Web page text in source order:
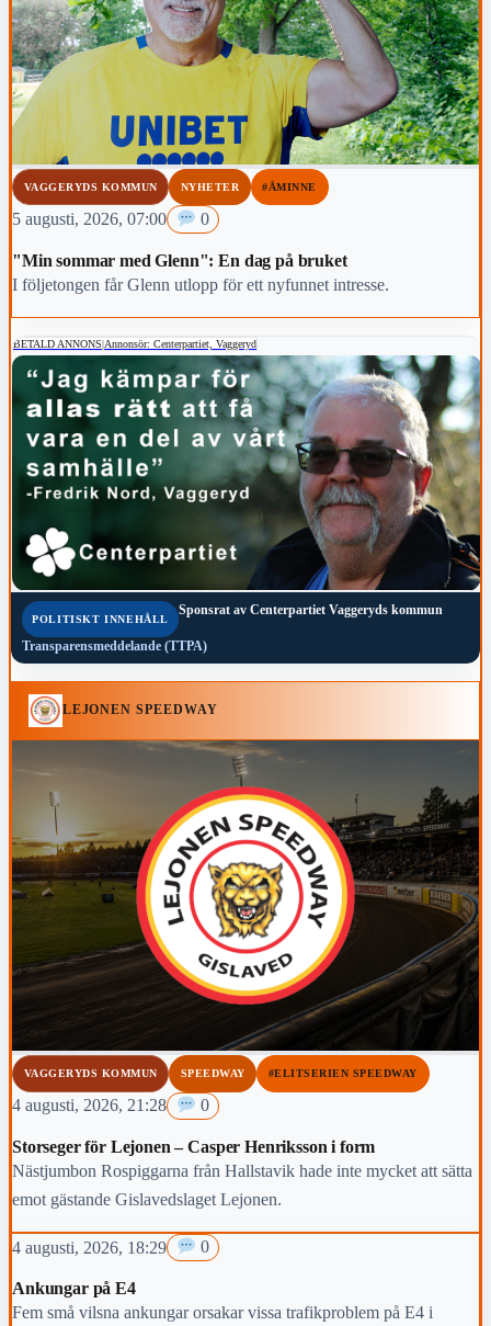
VAGGERYDS KOMMUN NYHETER #ÅMINNE
5 augusti, 2026, 07:00 0
"Min sommar med Glenn": En dag på bruket
I följetongen får Glenn utlopp för ett nyfunnet intresse.
BETALD ANNONS|Annonsör: Centerpartiet, Vaggeryd
POLITISKT INNEHÅLL
Sponsrat av Centerpartiet Vaggeryds kommun
Transparensmeddelande (TTPA)
LEJONEN SPEEDWAY
VAGGERYDS KOMMUN SPEEDWAY #ELITSERIEN SPEEDWAY
4 augusti, 2026, 21:28 0
Storseger för Lejonen – Casper Henriksson i form
Nästjumbon Rospiggarna från Hallstavik hade inte mycket att sätta
emot gästande Gislavedslaget Lejonen.
4 augusti, 2026, 18:29 0
Ankungar på E4
Fem små vilsna ankungar orsakar vissa trafikproblem på E4 i